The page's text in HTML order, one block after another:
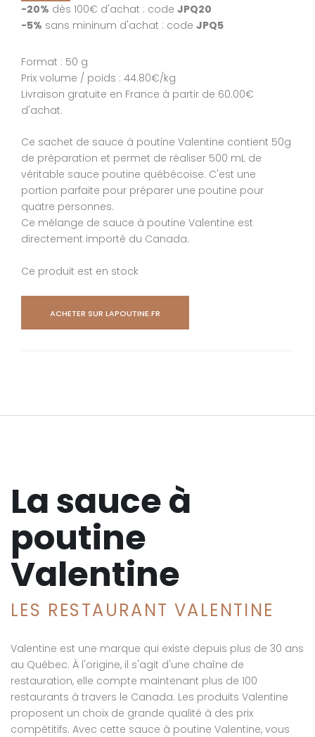
-20% dès 100€ d'achat : code JPQ20
-5% sans mininum d'achat : code JPQ5
Format : 50 g
Prix volume / poids : 44.80€/kg
Livraison gratuite en France à partir de 60.00€
d'achat.
Ce sachet de sauce à poutine Valentine contient 50g
de préparation et permet de réaliser 500 mL de
véritable sauce poutine québécoise. C'est une
portion parfaite pour préparer une poutine pour
quatre personnes.
Ce mélange de sauce à poutine Valentine est
directement importé du Canada.
Ce produit est en stock
ACHETER SUR LAPOUTINE.FR
La sauce à
poutine
Valentine
LES RESTAURANT VALENTINE
Valentine est une marque qui existe depuis plus de 30 ans
au Québec. À l'origine, il s'agit d'une chaîne de
restauration, elle compte maintenant plus de 100
restaurants à travers le Canada. Les produits Valentine
proposent un choix de grande qualité à des prix
compétitifs. Avec cette sauce à poutine Valentine, vous